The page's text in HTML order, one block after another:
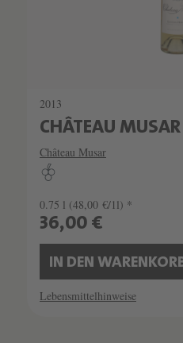
2013
CHÂTEAU
Château Musar
0.75 l (48,00 €/1l) *
36,00 €
IN DEN
Lebensmittelhinweise